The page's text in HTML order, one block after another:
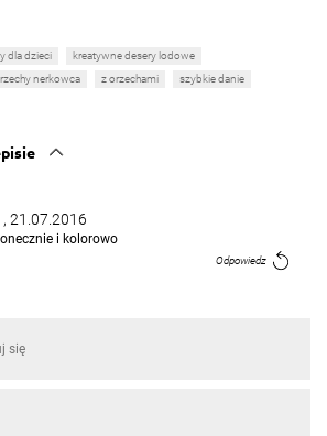
dla dzieci
kreatywne desery lodowe
nerkowca z orzechami szybkie danie
, 21.07.2016
i kolorowo
Odpowiedz